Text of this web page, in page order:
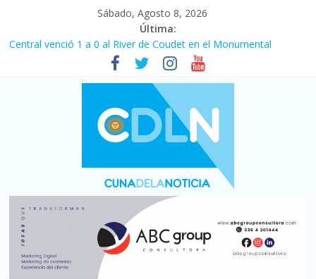
Sábado, Agosto 8, 2026
Última:
Central venció 1 a 0 al River de Coudet en el Monumental
La morosidad alcanzó su nivel más alto en dos décadas y ya
afecta a 400 mil deudores en Santa Fe
Desde que asumió Milei cerraron 41.000 kioscos: el sector
denuncia crisis como en 2001
Vacaciones de invierno con más movimiento y consumo
turístico: 4,6 millones de personas viajaron por el país, un 5,9%
Fuerte caída de la venta de autos usados en julio: bajó un 12,6%